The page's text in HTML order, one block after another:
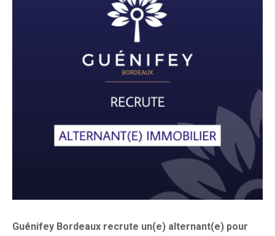
Guénifey Bordeaux recrute un(e) alternant(e) pour